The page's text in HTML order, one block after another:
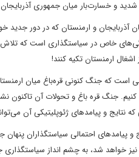
و خسارت‌بار میان جمهوری
و ارمنستان که در دور جدید
خاص در سیاستگذاری است که تلاش
اشغال ارمنستان تکیه کنند!
که جنگ کنونی قره‌باغ میان
کنیم. جنگ قره ‌باغ و تحولات آن
نتایج و پیامدهای ژئوپلیتیکی آن
و پیامدهای احتمالی سیاستگذاران
خواهد شد، به چشم انداز